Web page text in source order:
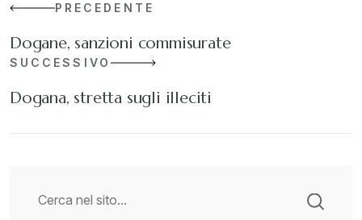
PRECEDENTE
Dogane, sanzioni commisurate
SUCCESSIVO
Dogana, stretta sugli illeciti